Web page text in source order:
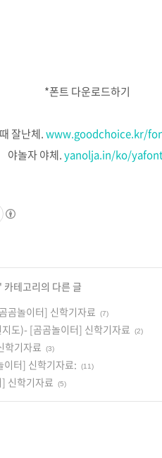
*폰트 다운로드하기
잘난체.www.goodchoice.kr/
야놀자 야체.yanolja.in/ko/
' 카테고리의 다른 글
곰놀이터] 신학기자료
(7)
도)- [곰곰놀이터] 신학기자료 (2)
학기자료 (3)
이터] 신학기자료: (11)
신학기자료 (5)